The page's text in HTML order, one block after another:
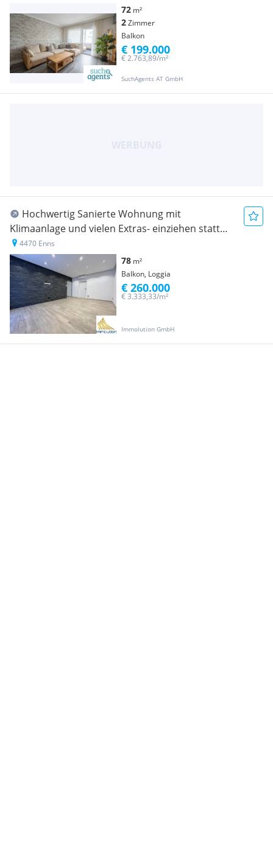
72 m²
2Zimmer
Balkon
SuchAgents AT GmbH
€ 2.763,89/m²
€ 199.000
Hochwertig Sanierte Wohnung mit
Klimaanlage und vielen Extras- einziehen statt
renovieren
4470 Enns
78 m²
Balkon, Loggia
Immolution GmbH
€ 3.333,33/m²
€ 260.000